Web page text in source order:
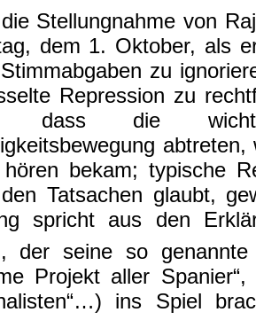
Stellungnahme von
dem 1. Oktober, als
zu
Repression zu
dass die
bekam; typische
Tatsachen glaubt,
spricht aus den
seine so genannte
Projekt aller
ins Spiel